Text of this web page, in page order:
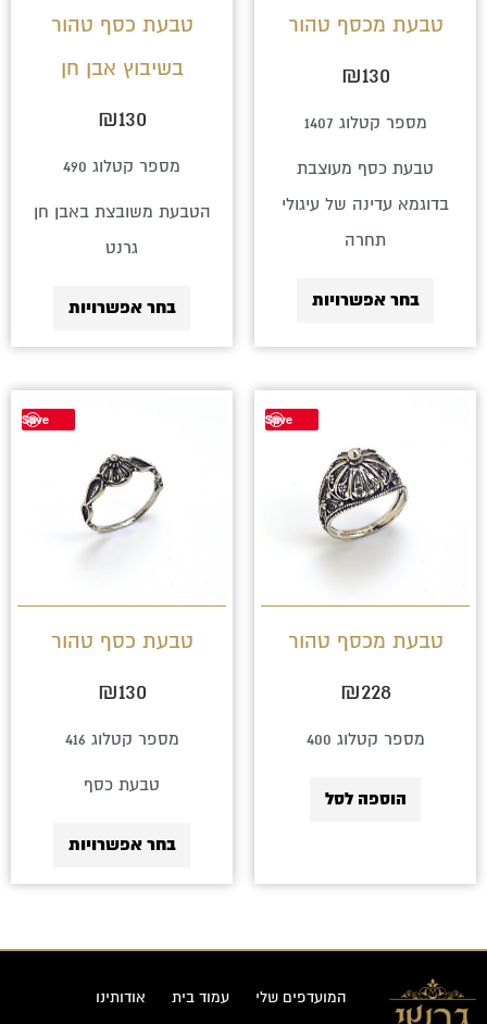
טבעת מכסף טהור
₪130
מספר קטלוג 1407
טבעת כסף מעוצבת
בדוגמא עדינה של עיגולי
תחרה
בחר אפשרויות
טבעת כסף טהור
בשיבוץ אבן חן
₪130
מספר קטלוג 490
הטבעת משובצת באבן חן
גרנט
בחר אפשרויות
Save
טבעת מכסף טהור
₪228
מספר קטלוג 400
הוספה לסל
Save
טבעת כסף טהור
₪130
מספר קטלוג 416
טבעת כסף
בחר אפשרויות
למוצר
המועדפים שלי עמוד בית אודותינו